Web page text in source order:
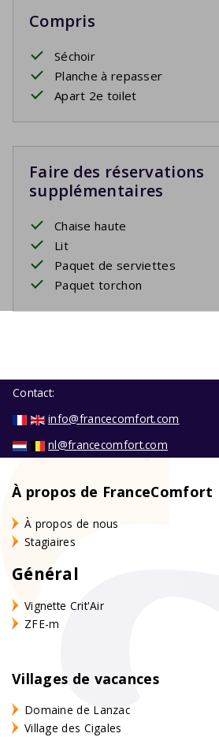
Compris
Séchoir
Planche à repasser
Apart 2e toilet
Faire des réservations
supplémentaires
Chaise haute
Lit
Paquet de serviettes
Paquet torchon
Contact:
info@francecomfort.com
nl@francecomfort.com
À propos de FranceComfort
À propos de nous
Stagiaires
Général
Vignette Crit'Air
ZFE-m
Villages de vacances
Domaine de Lanzac
Village des Cigales